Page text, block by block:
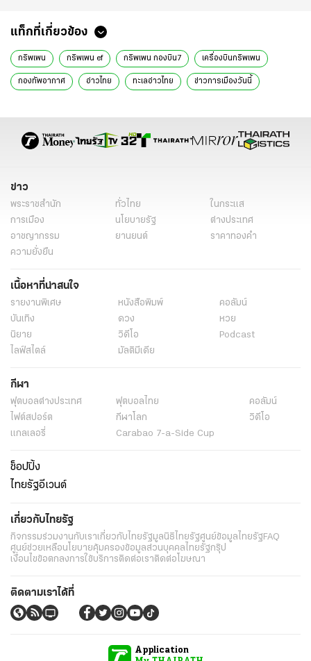
แท็กที่เกี่ยวข้อง
กริพเพน กริพเพน ef กริพเพน กองบิน7 เครื่องบินกริพเพน
กองทัพอากาศ อ่าวไทย ทะเลอ่าวไทย ข่าวการเมืองวันนี้
ข่าว
พระราชสำนัก ทั่วไทย
ในกระแส
การเมือง
นโยบายรัฐ
ต่างประเทศ
อาชญากรรม
ยานยนต์
ราคาทองคำ
ความยั่งยืน
เนื้อหาที่น่าสนใจ
รายงานพิเศษ หนังสือพิมพ์
คอลัมน์
บันเทิง
ดวง
หวย
นิยาย
วิดีโอ
Podcast
ไลฟ์สไตล์
มัลติมีเดีย
กีฬา
ฟุตบอลต่่างประเทศ ฟุตบอลไทย
คอลัมน์
ไฟต์สปอร์ต
กีฬาโลก
วิดีโอ
แกลเลอรี่
Carabao 7-a-Side Cup
ช็อปปิ้ง
ไทยรัฐอีเวนต์
เกี่ยวกับไทยรัฐ
กิจกรรมร่วมงานกับเราเกี่ยวกับไทยรัฐมูลนิธิไทยรัฐศูนย์ข้อมูลไทยรัฐFAQ
ศูนย์ช่วยเหลือนโยบายคุ้มครองข้อมูลส่วนบุคคลไทยรัฐกรุ๊ป
เงื่อนไขข้อตกลงการใช้บริการติดต่อเราติดต่อโฆษณา
ติดตามเราได้ที่
Application